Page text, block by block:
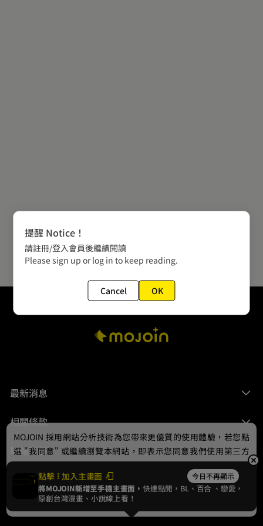
最新消息
相關條款
聯絡我們
© 2024 gamania Digital Entertainment Co., Ltd.
點擊 加入主畫面 今日不再顯示
將MOJOIN新增至手機主畫面，快速點開，BL、 百合 、戀愛，
原創台灣漫畫、小說線上看！
MOJOIN 採用網站分析技術為您帶來更優質的使用體驗，若您點
選 "我同意" 或繼續瀏覽本網站，即表示您同意我們使用第三方
Cookie，欲瞭解更多資訊請見隱私權政策。
我同意
提醒 Notice！
請註冊/登入會員後繼續閱讀
Please sign up or log in to keep reading.
Cancel OK